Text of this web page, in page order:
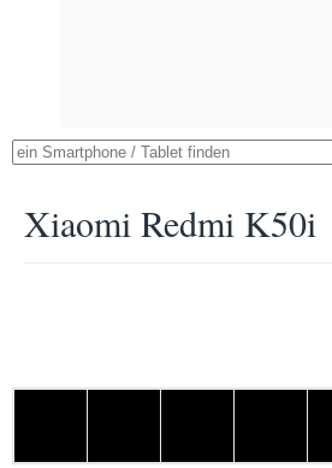
Xiaomi Redmi K50i